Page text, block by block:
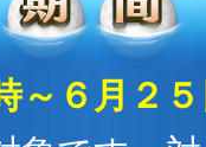
～６月２